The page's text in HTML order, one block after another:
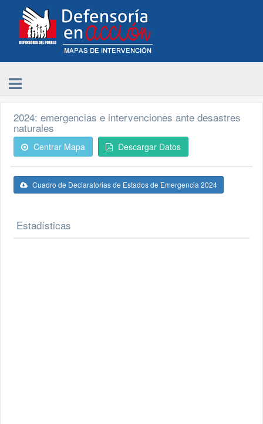
2024: emergencias e intervenciones ante desastres
naturales
Centrar Mapa Descargar Datos
Cuadro de Declaratorias de Estados de Emergencia 2024
Estadísticas